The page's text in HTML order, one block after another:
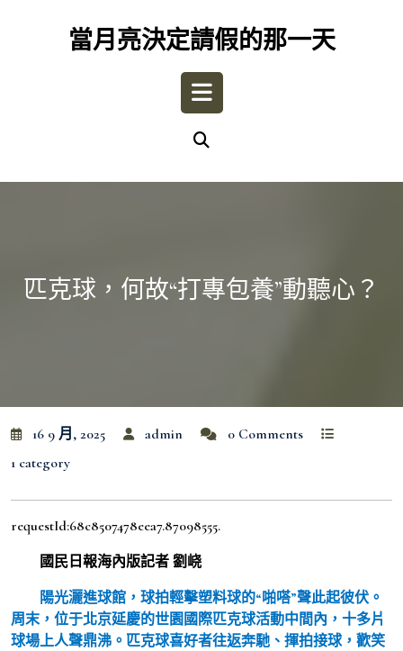
當月亮決定請假的那一天
Open
匹克球，何故“打專包養”動聽心？
16 9 月, 2025 admin
0 Comments
1 category
requestId:68c8507478eea7.87098555.
國民日報海內版記者 劉峣
陽光灑進球館，球拍輕擊塑料球的“啪嗒”聲此起彼伏。
周末，位于北京延慶的世園國際匹克球活動中間內，十多片
球場上人聲鼎沸。匹克球喜好者往返奔馳、揮拍接球，歡笑